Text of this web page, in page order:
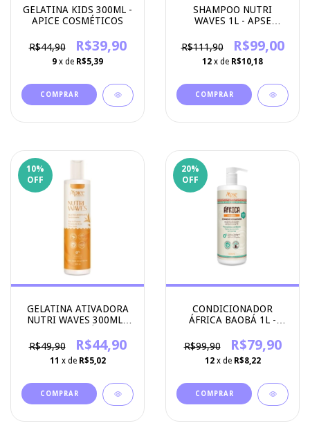
GELATINA KIDS 300ML -
APICE COSMÉTICOS
R$44,90 R$39,90
9 x de R$5,39
SHAMPOO NUTRI
WAVES 1L - APSE
R$111,90
R$99,00
12 x de R$10,18
10%
OFF
GELATINA ATIVADORA
NUTRI WAVES 300ML -
R$49,90
R$44,90
11 x de R$5,02
20%
OFF
CONDICIONADOR
ÁFRICA BAOBÁ 1L -
R$99,90
R$79,90
12 x de R$8,22